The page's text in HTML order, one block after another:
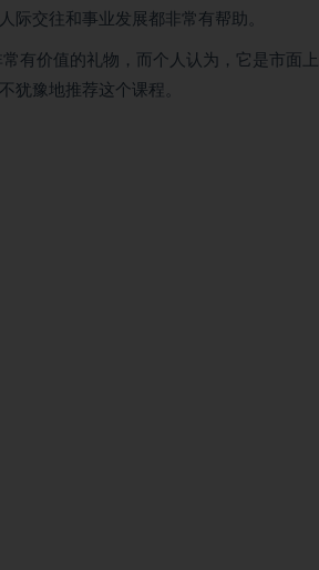
际交往和事业发展都非常有帮助。
有价值的礼物，而个人认为，它是市面
犹豫地推荐这个课程。